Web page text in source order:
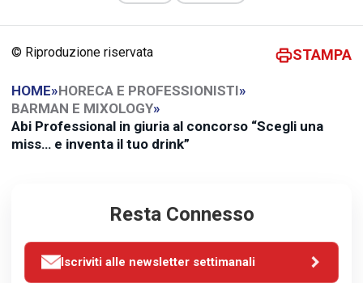
© Riproduzione riservata STAMPA
HOME»HORECA E PROFESSIONISTI»
BARMAN E MIXOLOGY»
Abi Professional in giuria al concorso “Scegli una
miss… e inventa il tuo drink”
Resta Connesso
Iscriviti alle newsletter settimanali